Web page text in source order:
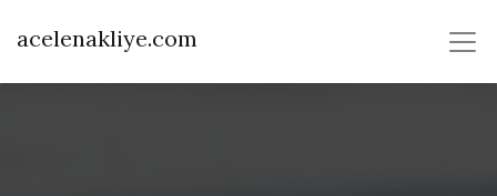
acelenakliye.com